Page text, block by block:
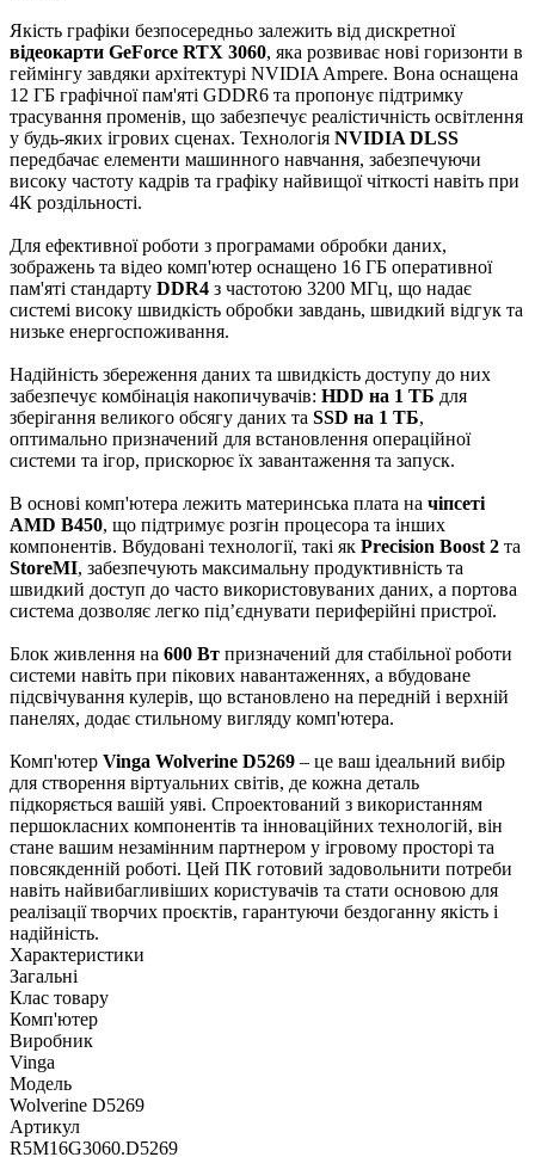
Якість графіки безпосередньо залежить від дискретної
відеокарти GeForce RTX 3060, яка розвиває нові горизонти в
геймінгу завдяки архітектурі NVIDIA Ampere. Вона оснащена
12 ГБ графічної пам'яті GDDR6 та пропонує підтримку
трасування променів, що забезпечує реалістичність освітлення
у будь-яких ігрових сценах. Технологія NVIDIA DLSS
передбачає елементи машинного навчання, забезпечуючи
високу частоту кадрів та графіку найвищої чіткості навіть при
4К роздільності.
Для ефективної роботи з програмами обробки даних,
зображень та відео комп'ютер оснащено 16 ГБ оперативної
пам'яті стандарту DDR4 з частотою 3200 МГц, що надає
системі високу швидкість обробки завдань, швидкий відгук та
низьке енергоспоживання.
Надійність збереження даних та швидкість доступу до них
забезпечує комбінація накопичувачів: HDD на 1 ТБ для
зберігання великого обсягу даних та SSD на 1 ТБ,
оптимально призначений для встановлення операційної
системи та ігор, прискорює їх завантаження та запуск.
В основі комп'ютера лежить материнська плата на чіпсеті
AMD B450, що підтримує розгін процесора та інших
компонентів. Вбудовані технології, такі як Precision Boost 2 та
StoreMI, забезпечують максимальну продуктивність та
швидкий доступ до часто використовуваних даних, а портова
система дозволяє легко підʼєднувати периферійні пристрої.
Блок живлення на 600 Вт призначений для стабільної роботи
системи навіть при пікових навантаженнях, а вбудоване
підсвічування кулерів, що встановлено на передній і верхній
панелях, додає стильному вигляду комп'ютера.
Комп'ютер Vinga Wolverine D5269 – це ваш ідеальний вибір
для створення віртуальних світів, де кожна деталь
підкоряється вашій уяві. Спроектований з використанням
першокласних компонентів та інноваційних технологій, він
стане вашим незамінним партнером у ігровому просторі та
повсякденній роботі. Цей ПК готовий задовольнити потреби
навіть найвибагливіших користувачів та стати основою для
реалізації творчих проєктів, гарантуючи бездоганну якість і
надійність.
Характеристики
Загальні
Клас товару
Комп'ютер
Виробник
Vinga
Модель
Wolverine D5269
Артикул
R5M16G3060.D5269